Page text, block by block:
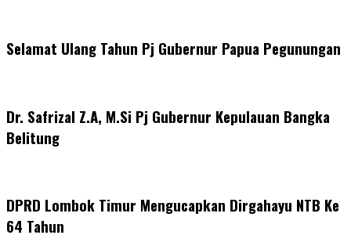
Selamat Ulang Tahun Pj Gubernur Papua Pegunungan
Dr. Safrizal Z.A, M.Si Pj Gubernur Kepulauan Bangka
Belitung
DPRD Lombok Timur Mengucapkan Dirgahayu NTB Ke
64 Tahun